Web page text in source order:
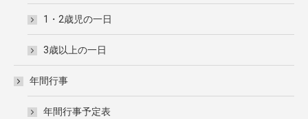
1・2歳児の一日
3歳以上の一日
年間行事
年間行事予定表